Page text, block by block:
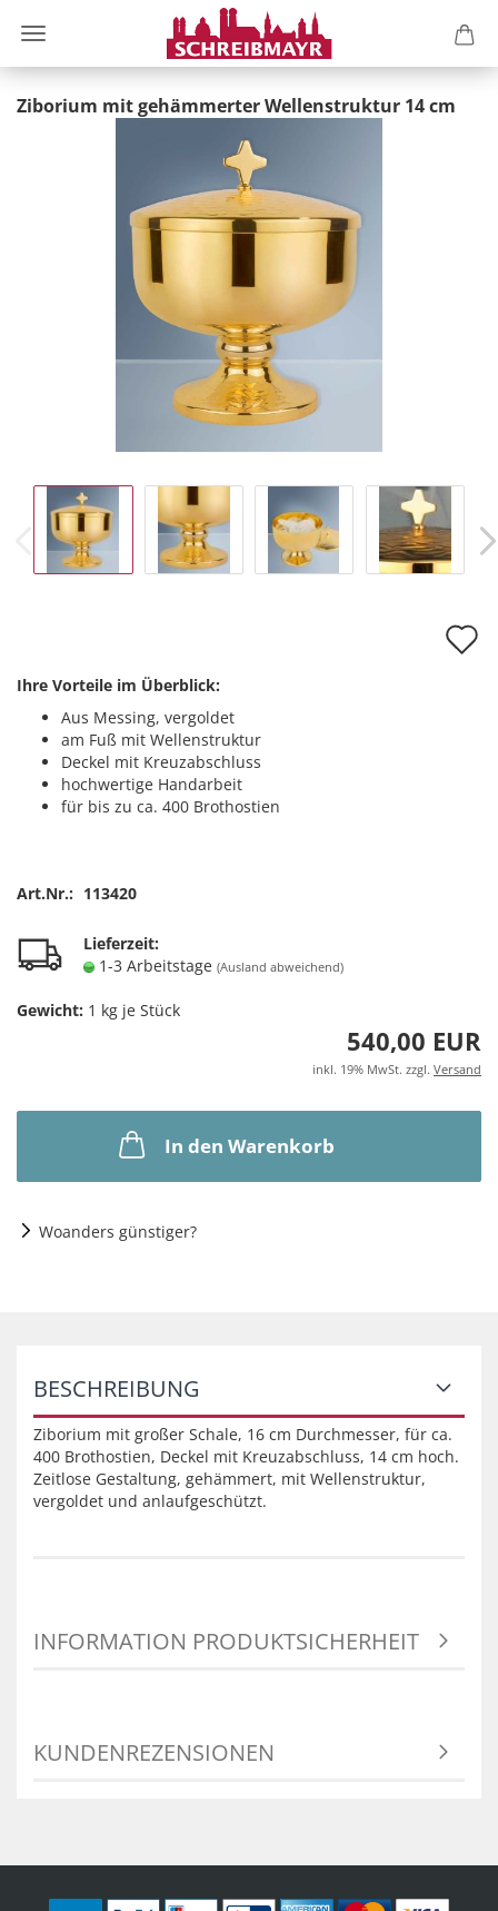
Ziborium mit gehämmerter Wellenstruktur 14 cm
Ihre Vorteile im Überblick:
Aus Messing, vergoldet
am Fuß mit Wellenstruktur
Deckel mit Kreuzabschluss
hochwertige Handarbeit
für bis zu ca. 400 Brothostien
Art.Nr.: 113420
Lieferzeit:
1-3 Arbeitstage (Ausland abweichend)
Gewicht: 1 kg je Stück
540,00 EUR
inkl. 19% MwSt. zzgl. Versand
In den Warenkorb
Woanders günstiger?
BESCHREIBUNG
Ziborium mit großer Schale, 16 cm Durchmesser, für ca.
400 Brothostien, Deckel mit Kreuzabschluss, 14 cm hoch.
Zeitlose Gestaltung, gehämmert, mit Wellenstruktur,
vergoldet und anlaufgeschützt.
INFORMATION PRODUKTSICHERHEIT
KUNDENREZENSIONEN